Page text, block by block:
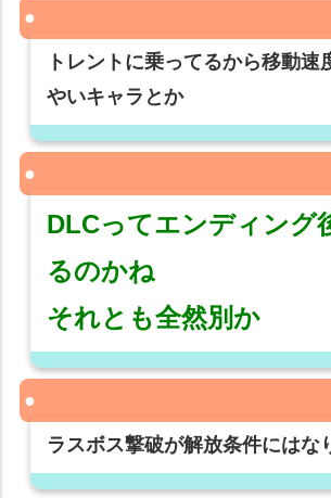
トレントに乗ってるから移動速
やいキャラとか
DLCってエンディング
るのかね
それとも全然別か
ラスボス撃破が解放条件にはな